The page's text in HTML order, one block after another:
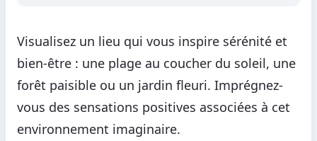
Visualisez un lieu qui vous inspire sérénité et
bien-être : une plage au coucher du soleil, une
forêt paisible ou un jardin fleuri. Imprégnez-
vous des sensations positives associées à cet
environnement imaginaire.